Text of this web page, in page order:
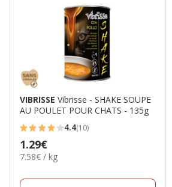
VIBRISSE Vibrisse - SHAKE SOUPE
AU POULET POUR CHATS - 135g
4.4
étoiles
avec
10
4.4(10)
Prix
1.29€
1.29€
7.58€
Kg
7.58€ / kg